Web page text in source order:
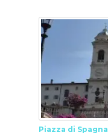
Piazza di Spagna